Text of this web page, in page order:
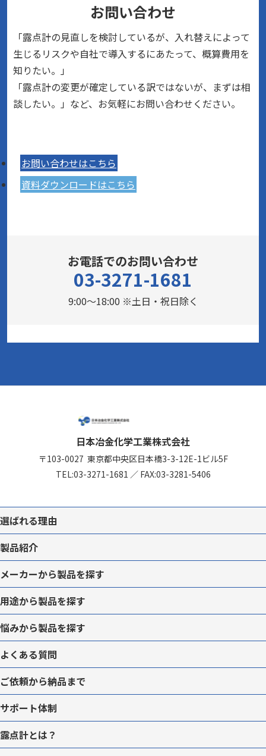
お問い合わせ
「露点計の見直しを検討しているが、入れ替えによって
生じるリスクや自社で導入するにあたって、概算費用を
知りたい。」
「露点計の変更が確定している訳ではないが、まずは相
談したい。」など、お気軽にお問い合わせください。
お問い合わせはこちら
資料ダウンロードはこちら
お電話でのお問い合わせ
03-3271-1681
9:00～18:00 ※土日・祝日除く
日本冶金化学工業株式会社
〒103-0027 東京都中央区日本橋3-3-12E-1ビル5F
TEL:03-3271-1681 ／ FAX:03-3281-5406
選ばれる理由
製品紹介
メーカーから製品を探す
用途から製品を探す
悩みから製品を探す
よくある質問
ご依頼から納品まで
サポート体制
露点計とは？